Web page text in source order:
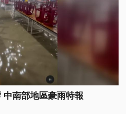
南部地區豪雨特報